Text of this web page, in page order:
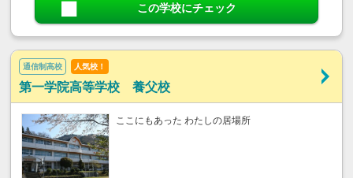
この学校にチェック
通信制高校 人気校！
第一学院高等学校 養父校
ここにもあった わたしの居場所